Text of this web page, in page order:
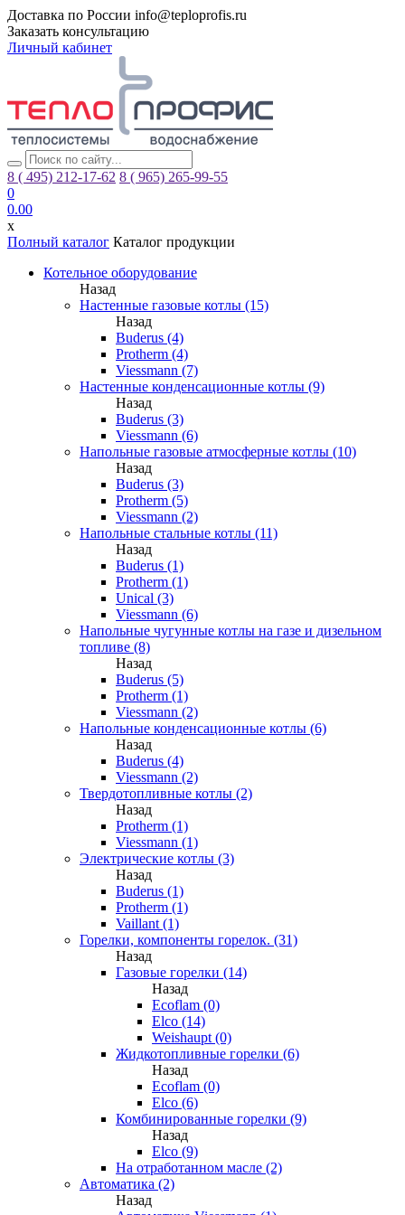
Доставка по России info@teploprofis.ru
Заказать консультацию
Личный кабинет
8 ( 495) 212-17-62 8 ( 965) 265-99-55
0
0.00
x
Полный каталог Каталог продукции
Котельное оборудование
Назад
Настенные газовые котлы (15)
Назад
Buderus (4)
Protherm (4)
Viessmann (7)
Настенные конденсационные котлы (9)
Назад
Buderus (3)
Viessmann (6)
Напольные газовые атмосферные котлы (10)
Назад
Buderus (3)
Protherm (5)
Viessmann (2)
Напольные стальные котлы (11)
Назад
Buderus (1)
Protherm (1)
Unical (3)
Viessmann (6)
Напольные чугунные котлы на газе и дизельном
топливе (8)
Назад
Buderus (5)
Protherm (1)
Viessmann (2)
Напольные конденсационные котлы (6)
Назад
Buderus (4)
Viessmann (2)
Твердотопливные котлы (2)
Назад
Protherm (1)
Viessmann (1)
Электрические котлы (3)
Назад
Buderus (1)
Protherm (1)
Vaillant (1)
Горелки, компоненты горелок. (31)
Назад
Газовые горелки (14)
Назад
Ecoflam (0)
Elco (14)
Weishaupt (0)
Жидкотопливные горелки (6)
Назад
Ecoflam (0)
Elco (6)
Комбинированные горелки (9)
Назад
Elco (9)
На отработанном масле (2)
Автоматика (2)
Назад